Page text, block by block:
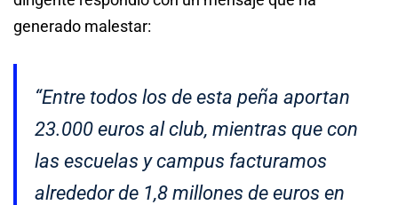
generado malestar:
“Entre todos los de esta peña aportan
23.000 euros al club, mientras que con
las escuelas y campus facturamos
alrededor de 1,8 millones de euros en